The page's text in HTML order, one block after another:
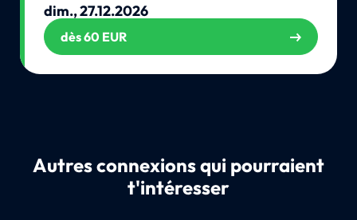
dim., 27.12.2026
dès 60 EUR
Autres connexions qui pourraient
t'intéresser